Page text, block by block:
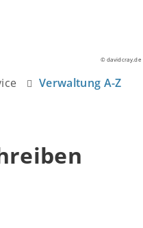
© davidcray.de
Verwaltung A-Z